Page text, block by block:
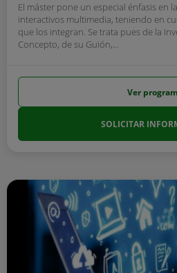
El máster pone un especial énfasis en
interactivos multimedia, teniendo en
que los integran. Se trata pues de la
Concepto, de su Guión,...
Ver
SOLICITAR